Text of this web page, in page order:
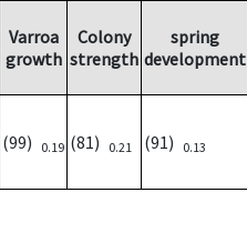
Varroa
growth
Colony
strength
spring
development
(99) 0.19 (81) 0.21 (91) 0.13